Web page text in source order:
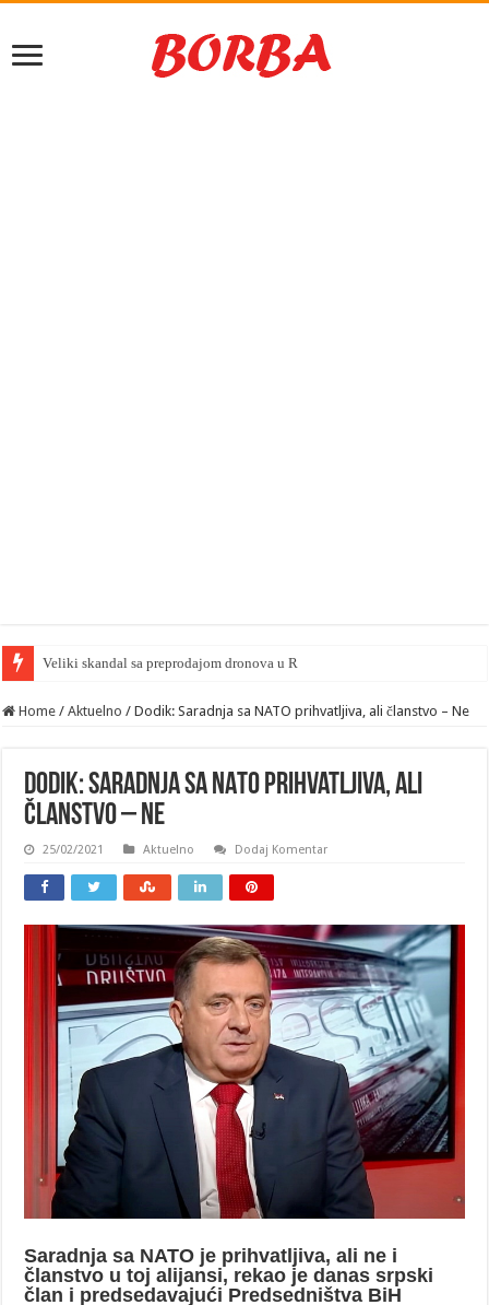
Home / Aktuelno / Dodik: Saradnja sa NATO prihvatljiva, ali članstvo – Ne
Dodik: Saradnja sa NATO prihvatljiva, ali
članstvo – Ne
25/02/2021 Aktuelno Dodaj Komentar
Saradnja sa NATO je prihvatljiva, ali ne i
članstvo u toj alijansi, rekao je danas srpski
član i predsedavajući Predsedništva BiH